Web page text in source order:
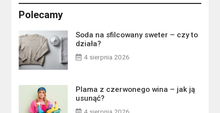
Polecamy
Soda na sfilcowany sweter – czy to
działa?
4 sierpnia 2026
Plama z czerwonego wina – jak ją
usunąć?
4 sierpnia 2026